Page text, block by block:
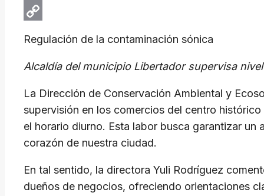
Email
Link
Regulación de la contaminación sónica
Alcaldía del municipio Libertador supervisa
La Dirección de Conservación Ambiental y
supervisión en los comercios del centro
el horario diurno. Esta labor busca garantizar
corazón de nuestra ciudad.
En tal sentido, la directora Yuli Rodríguez
dueños de negocios, ofreciendo orientaciones